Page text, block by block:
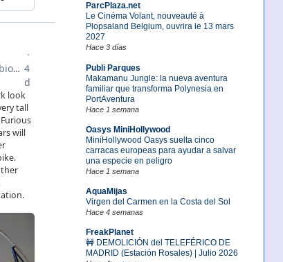
ParcPlaza.net
Le Cinéma Volant, nouveauté à
Plopsaland Belgium, ouvrira le 13 mars
2027
Hace 3 días
Publi Parques
Makamanu Jungle: la nueva aventura
familiar que transforma Polynesia en
PortAventura
Hace 1 semana
Oasys MiniHollywood
MiniHollywood Oasys suelta cinco
carracas europeas para ayudar a salvar
una especie en peligro
Hace 1 semana
AquaMijas
Virgen del Carmen en la Costa del Sol
Hace 4 semanas
FreakPlanet
🚧 DEMOLICIÓN del TELEFÉRICO DE
MADRID (Estación Rosales) | Julio 2026